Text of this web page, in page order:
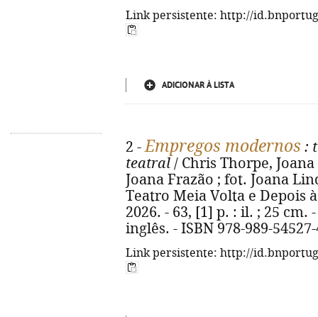
Link persistente: http://
ADICIONAR À LISTA
2 -Empregos modernos :
teatral / Chris Thorpe,
Joana Frazão ; fot. Joana
Teatro Meia Volta e Depois
2026. - 63, [1] p. : il. ; 25
inglês. - ISBN 978-989-
Link persistente: http://